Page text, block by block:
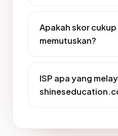
Apakah skor
memutuskan?
ISP apa yang